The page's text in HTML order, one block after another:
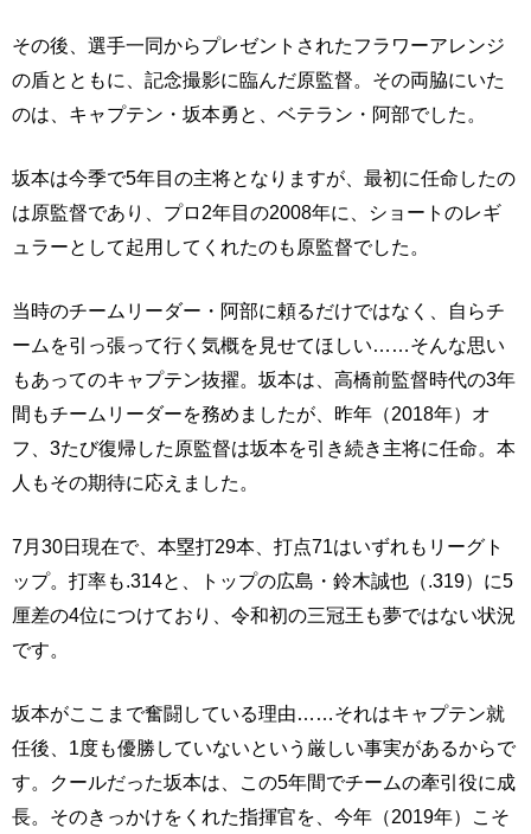
その後、選手一同からプレゼントされたフラワーアレンジ
の盾とともに、記念撮影に臨んだ原監督。その両脇にいた
のは、キャプテン・坂本勇と、ベテラン・阿部でした。
坂本は今季で5年目の主将となりますが、最初に任命したの
は原監督であり、プロ2年目の2008年に、ショートのレギ
ュラーとして起用してくれたのも原監督でした。
当時のチームリーダー・阿部に頼るだけではなく、自らチ
ームを引っ張って行く気概を見せてほしい……そんな思い
もあってのキャプテン抜擢。坂本は、高橋前監督時代の3年
間もチームリーダーを務めましたが、昨年（2018年）オ
フ、3たび復帰した原監督は坂本を引き続き主将に任命。本
人もその期待に応えました。
7月30日現在で、本塁打29本、打点71はいずれもリーグト
ップ。打率も.314と、トップの広島・鈴木誠也（.319）に5
厘差の4位につけており、令和初の三冠王も夢ではない状況
です。
坂本がここまで奮闘している理由……それはキャプテン就
任後、1度も優勝していないという厳しい事実があるからで
す。クールだった坂本は、この5年間でチームの牽引役に成
長。そのきっかけをくれた指揮官を、今年（2019年）こそ